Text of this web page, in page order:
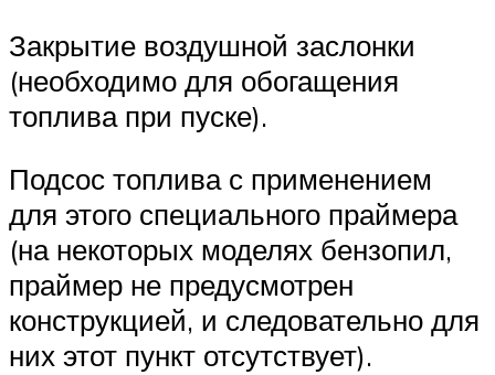
Закрытие воздушной заслонки
(необходимо для обогащения
топлива при пуске).
Подсос топлива с применением
для этого специального праймера
(на некоторых моделях бензопил,
праймер не предусмотрен
конструкцией, и следовательно для
них этот пункт отсутствует).